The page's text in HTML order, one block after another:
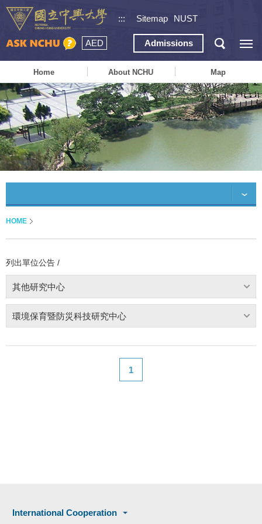
::: Sitemap NUST
AED Admissions
Home About NCHU Map
HOME
列出單位公告 /
其他研究中心
環境保育暨防災科技研究中心
1
International Cooperation